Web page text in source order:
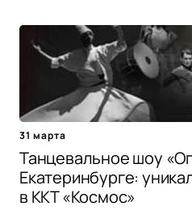
31 марта
Танцевальное шоу
Екатеринбурге:
в ККТ «Космос»